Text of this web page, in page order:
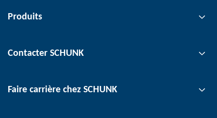
Produits
Technologie d'automatisation
Technologie de serrage de pièce
Contacter SCHUNK
Sites
Faire carrière chez SCHUNK